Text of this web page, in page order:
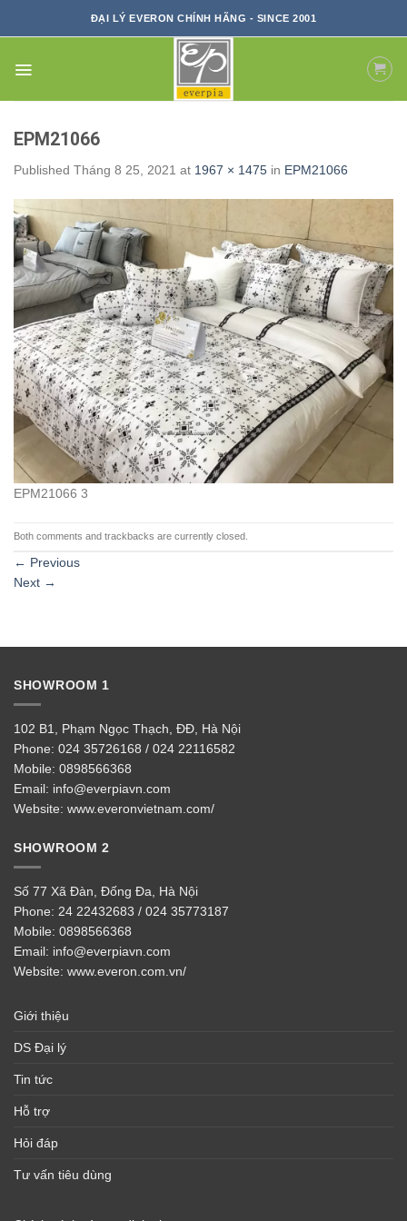
ĐẠI LÝ EVERON CHÍNH HÃNG - SINCE 2001
EPM21066
Published Tháng 8 25, 2021 at 1967 × 1475 in EPM21066
EPM21066 3
Both comments and trackbacks are currently closed.
← Previous
Next →
SHOWROOM 1
102 B1, Phạm Ngọc Thạch, ĐĐ, Hà Nội
Phone: 024 35726168 / 024 22116582
Mobile: 0898566368
Email: info@everpiavn.com
Website: www.everonvietnam.com/
SHOWROOM 2
Số 77 Xã Đàn, Đống Đa, Hà Nội
Phone: 24 22432683 / 024 35773187
Mobile: 0898566368
Email: info@everpiavn.com
Website: www.everon.com.vn/
Giới thiệu
DS Đại lý
Tin tức
Hỗ trợ
Hỏi đáp
Tư vấn tiêu dùng